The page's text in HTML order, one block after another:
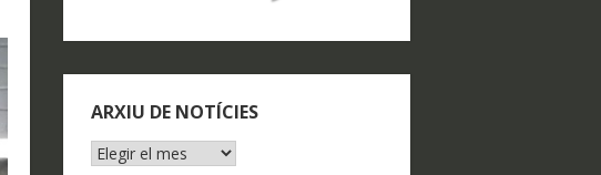
ARXIU DE NOTÍCIES
ARXIU